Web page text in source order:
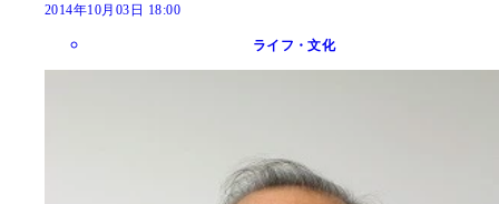
2014年10月03日 18:00
ライフ・文化